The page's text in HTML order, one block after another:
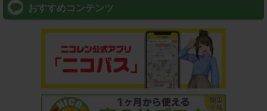
おすすめコンテンツ